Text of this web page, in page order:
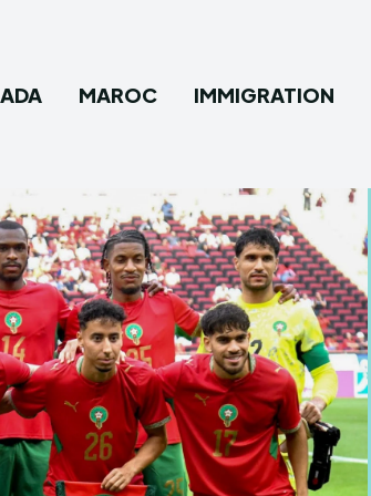
MAROC IMMIGRATION